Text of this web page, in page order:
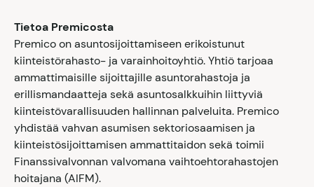
Tietoa Premicosta
Premico on asuntosijoittamiseen erikoistunut
kiinteistörahasto- ja varainhoitoyhtiö. Yhtiö tarjoaa
ammattimaisille sijoittajille asuntorahastoja ja
erillismandaatteja sekä asuntosalkkuihin liittyviä
kiinteistövarallisuuden hallinnan palveluita. Premico
yhdistää vahvan asumisen sektoriosaamisen ja
kiinteistösijoittamisen ammattitaidon sekä toimii
Finanssivalvonnan valvomana vaihtoehtorahastojen
hoitajana (AIFM).